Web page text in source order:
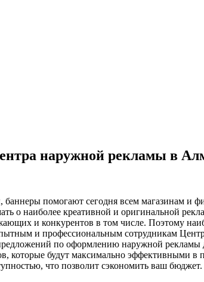
наружной рекламы в
помогают сегодня всем магазинам и
о наиболее креативной и оригинальной
и конкурентов в том числе. Поэтому
и профессиональным сотрудникам
по оформлению наружной
которые будут максимально эффективными
что позволит сэкономить ваш